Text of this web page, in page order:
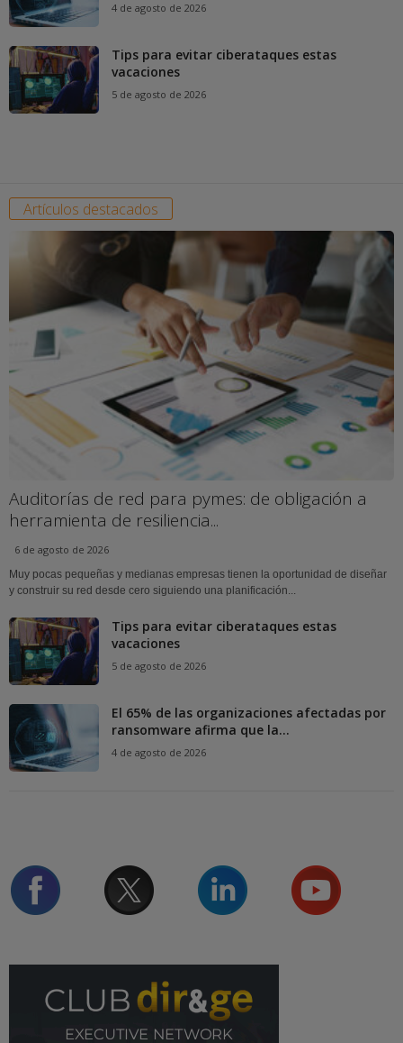
4 de agosto de 2026
Tips para evitar ciberataques estas
vacaciones
5 de agosto de 2026
Artículos destacados
Auditorías de red para pymes: de obligación a
herramienta de resiliencia...
6 de agosto de 2026
Muy pocas pequeñas y medianas empresas tienen la oportunidad de diseñar
y construir su red desde cero siguiendo una planificación...
Tips para evitar ciberataques estas
vacaciones
5 de agosto de 2026
El 65% de las organizaciones afectadas por
ransomware afirma que la...
4 de agosto de 2026